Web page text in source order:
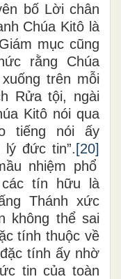
bố Lời chân
Chúa Kitô là
mục cũng
rằng Chúa
trên mỗi
Rửa tội, ngài
Kitô nói qua
tiếng nói ấy
lý đức tin”.[20]
nhiệm phổ
tín hữu là
Thánh xức
không thể sai
tính thuộc về
tính ấy nhờ
tin của toàn